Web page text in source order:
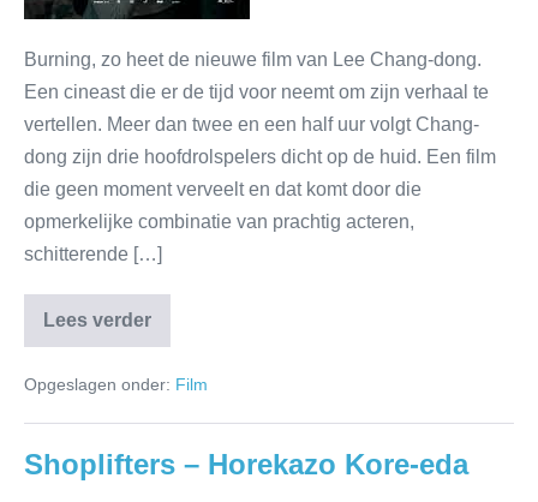
Burning, zo heet de nieuwe film van Lee Chang-dong.
Een cineast die er de tijd voor neemt om zijn verhaal te
vertellen. Meer dan twee en een half uur volgt Chang-
dong zijn drie hoofdrolspelers dicht op de huid. Een film
die geen moment verveelt en dat komt door die
opmerkelijke combinatie van prachtig acteren,
schitterende […]
Lees verder
Opgeslagen onder: Film
Shoplifters – Horekazo Kore-eda